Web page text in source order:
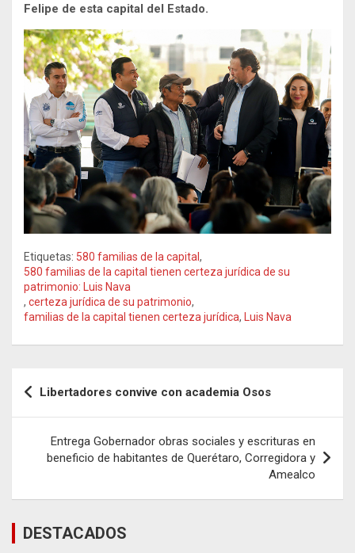
Felipe de esta capital del Estado.
Etiquetas: 580 familias de la capital,
580 familias de la capital tienen certeza jurídica de su
patrimonio: Luis Nava
, certeza jurídica de su patrimonio,
familias de la capital tienen certeza jurídica, Luis Nava
Navegación
de
entradas
Libertadores convive con academia Osos
Entrega Gobernador obras sociales y escrituras en
beneficio de habitantes de Querétaro, Corregidora y
Amealco
DESTACADOS